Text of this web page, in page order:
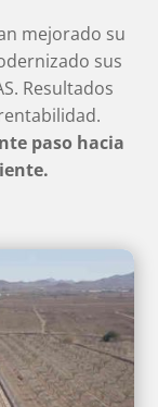
mejorado su
sus
Resultados
paso hacia